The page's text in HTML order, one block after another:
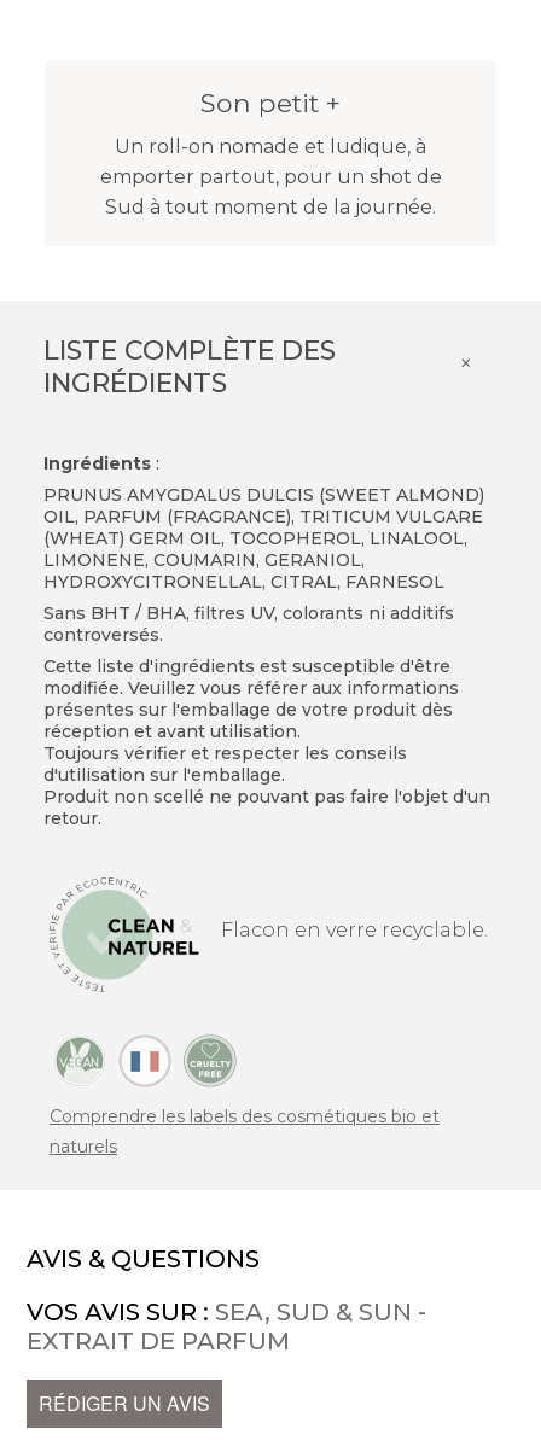
Son petit +
Un roll-on nomade et ludique, à
emporter partout, pour un shot de
Sud à tout moment de la journée.
LISTE COMPLÈTE DES
INGRÉDIENTS
×
Ingrédients:
PRUNUS AMYGDALUS DULCIS (SWEET ALMOND)
OIL, PARFUM (FRAGRANCE), TRITICUM VULGARE
(WHEAT) GERM OIL, TOCOPHEROL, LINALOOL,
LIMONENE, COUMARIN, GERANIOL,
HYDROXYCITRONELLAL, CITRAL, FARNESOL
Sans BHT / BHA, filtres UV, colorants ni additifs
controversés.
Cette liste d'ingrédients est susceptible d'être
modifiée. Veuillez vous référer aux informations
présentes sur l'emballage de votre produit dès
réception et avant utilisation.
Toujours vérifier et respecter les conseils
d'utilisation sur l'emballage.
Produit non scellé ne pouvant pas faire l'objet d'un
retour.
Flacon en verre recyclable.
Comprendre les labels des cosmétiques bio et
naturels
AVIS & QUESTIONS
VOS AVIS SUR : SEA, SUD & SUN -
EXTRAIT DE PARFUM
RÉDIGER UN AVIS